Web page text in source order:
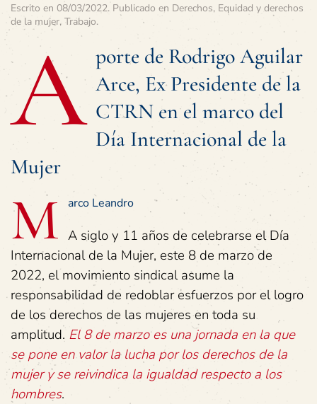
Escrito en 08/03/2022. Publicado en Derechos, Equidad y derechos
de la mujer, Trabajo.
A porte de Rodrigo Aguilar
Arce, Ex Presidente de la
CTRN en el marco del
Día Internacional de la
Mujer
M arco Leandro
A siglo y 11 años de celebrarse el Día
Internacional de la Mujer, este 8 de marzo de
2022, el movimiento sindical asume la
responsabilidad de redoblar esfuerzos por el logro
de los derechos de las mujeres en toda su
amplitud. El 8 de marzo es una jornada en la que
se pone en valor la lucha por los derechos de la
mujer y se reivindica la igualdad respecto a los
hombres.